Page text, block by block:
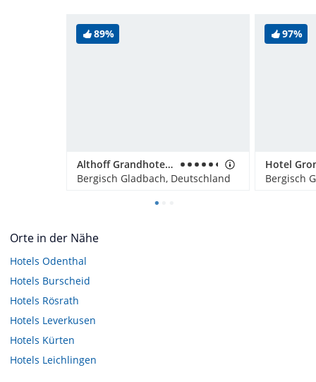
89%
Althoff Grandhotel Schloss Bensberg
Bergisch Gladbach, Deutschland
97%
Bergisch
Orte in der Nähe
Hotels Odenthal
Hotels Burscheid
Hotels Rösrath
Hotels Leverkusen
Hotels Kürten
Hotels Leichlingen